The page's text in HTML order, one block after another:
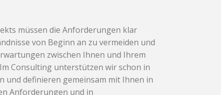
müssen die Anforderungen klar
von Beginn an zu vermeiden und
zwischen Ihnen und Ihrem
Consulting unterstützen wir schon in
und definieren gemeinsam mit Ihnen in
Anforderungen und in